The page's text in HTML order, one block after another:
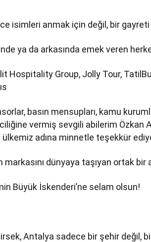
isimleri anmak için değil, bir
ya da arkasında emek veren
Hospitality Group, Jolly Tour,
basın mensupları, kamu
vermiş sevgili abilerim Özkan
ülkemiz adına minnetle teşekkür
dünyaya taşıyan ortak bir
Büyük İskenderi’ne selam olsun!
Antalya sadece bir şehir değil,